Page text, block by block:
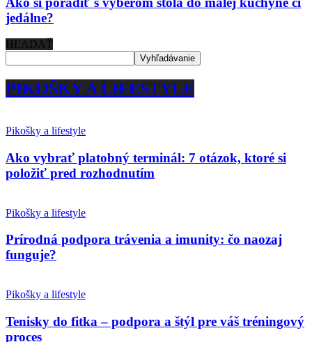
jedálne?
HĽADAŤ
PIKOŠKY A LIFESTYLE
Pikošky a lifestyle
Ako vybrať platobný terminál: 7 otázok, ktoré si
položiť pred rozhodnutím
Pikošky a lifestyle
Prírodná podpora trávenia a imunity: čo naozaj
funguje?
Pikošky a lifestyle
Tenisky do fitka – podpora a štýl pre váš tréningový
proces